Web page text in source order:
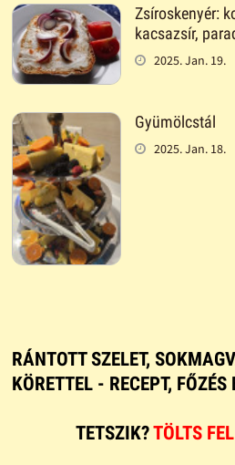
Zsíroskenyér:
kacsazsír,
2025. Jan. 19.
Gyümölcstál
2025. Jan. 18.
RÁNTOTT SZELET,
KÖRETTEL - RECEPT, FŐZÉS
TETSZIK?TÖLTS